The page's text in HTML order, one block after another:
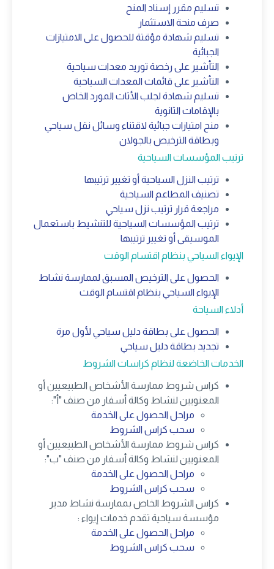
تسليم مقرر إسناد المنح
صرف منحة الاستثمار
تسليم شهادة مؤقتة للحصول على الامتيازات
الجبائية
التأشير على رخصة توريد معدات سياحية
التأشير على قائمات المعدات السياحية
تسليم شهادة لجلب الأثاث المورد الخاص
بالإقامات الثانوية
منح امتيازات جبائية لاقتناء وسائل نقل سياحي
وبطاقة الترخيص بالجولان
ترتيب المؤسسات السياحية
ترتيب النزل السياحية أو تغيير ترتيبها
تصنيف المطاعم السياحية
مراجعة قرار ترتيب نزل سياحي
ترتيب المؤسسات السياحية للتنشيط باستعمال
الموسيقى أو تغيير ترتيبها
الإيواء السياحي بنظام اقتسام الوقت
الحصول على الترخيص المسبق لممارسة نشاط
الإيواء السياحي بنظام اقتسام الوقت
أدلاء السياحة
الحصول على بطاقة دليل سياحي لأول مرة
تجديد بطاقة دليل سياحي
الخدمات الخاضعة لنظام كراسات الشروط
كراس شروط ممارسة الأشخاص الطبيعيين أو
المعنويين لنشاط وكالة أسفار من صنف "أ":
مراحل الحصول على الخدمة
سحب كراس الشروط
كراس شروط ممارسة الأشخاص الطبيعيين أو
المعنويين لنشاط وكالة أسفار من صنف "ب":
مراحل الحصول على الخدمة
سحب كراس الشروط
كراس الشروط الخاص بممارسة نشاط مدير
مؤسسة سياحية تقدم خدمات إيواء :
مراحل الحصول على الخدمة
سحب كراس الشروط